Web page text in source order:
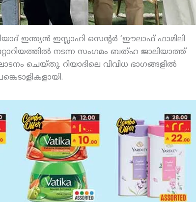
ഇന്ത്യന്‍ ഇസ്ലാഹി സെന്റര്‍ ‘ഈലാഫ് ഫാമിലി
നടന്ന സംഗമം ബത്ഹ ജാലിയാത്ത്
ചെയ്തു. റിയാദിലെ വിവിധ ഭാഗങ്ങളില്‍